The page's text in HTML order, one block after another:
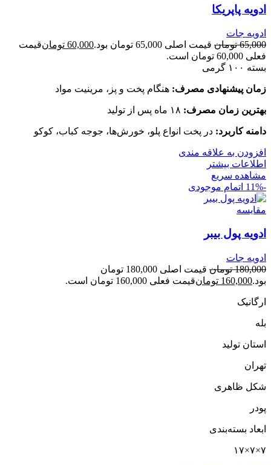
ادویه پاپریکا
ادویه جات
65,000 تومان قیمت اصلی 65,000 تومان بود. 60,000 تومانقیمت
فعلی 60,000 تومان است.
بسته ۱۰۰ گرمی
زمان پیشنهادی مصرف: هنگام پخت و پز، مرینیت مواد
بهترین زمان مصرف:
دامنه کاربرد: در پخت انواع پلو، خورش‌ها، جوجه کباب، کوکو
افزودن به علاقه مندی
اطلاعات بیشتر
مشاهده سریع
-11%
اتمام موجودی
مقایسه
ادویه پول بیبر
ادویه جات
180,000 تومان
قیمت اصلی 180,000 تومان
بود.160,000 تومانقیمت فعلی 160,000 تومان است.
ارگانیک
بله
استان تولید
تهران
شکل ظاهری
پودر
ابعاد بسته‌بندی
۷×۷×۱۷